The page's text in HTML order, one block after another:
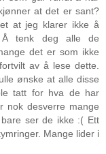
at det er sant?
at jeg klarer ikke å
Å tenk deg alle de
det er som ikke
av å lese dette.
ønske at alle disse
tatt for hva de har
nok desverre mange
ser de ikke :( Ett
Mange lider i